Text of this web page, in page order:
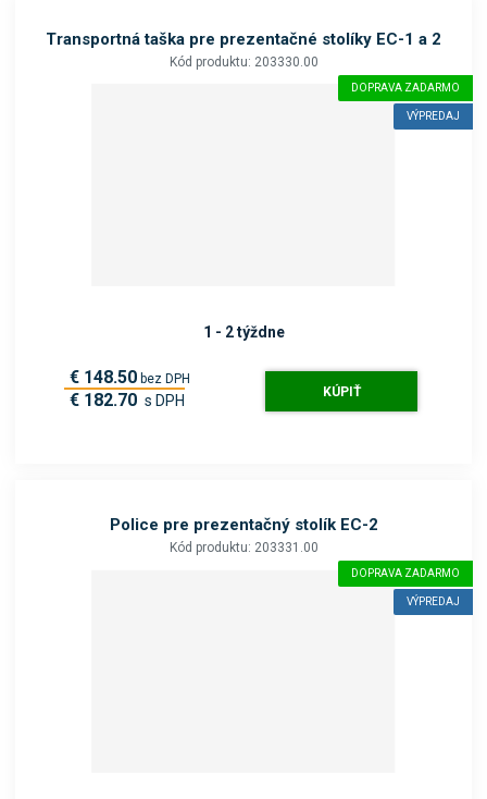
Transportná taška pre prezentačné stolíky EC-1 a 2
Kód produktu: 203330.00
DOPRAVA ZADARMO
VÝPREDAJ
1 - 2 týždne
€ 148.50 bez DPH
€ 182.70 s DPH KÚPIŤ
Police pre prezentačný stolík EC-2
Kód produktu: 203331.00
DOPRAVA ZADARMO
VÝPREDAJ